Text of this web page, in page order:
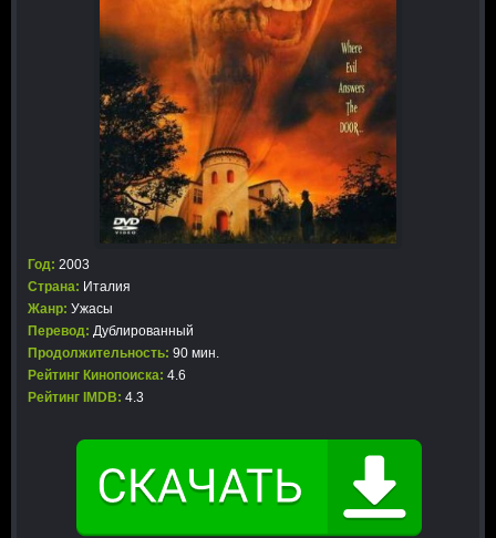
Год: 2003
Страна: Италия
Жанр: Ужасы
Перевод: Дублированный
Продолжительность: 90 мин.
Рейтинг Кинопоиска: 4.6
Рейтинг IMDB: 4.3